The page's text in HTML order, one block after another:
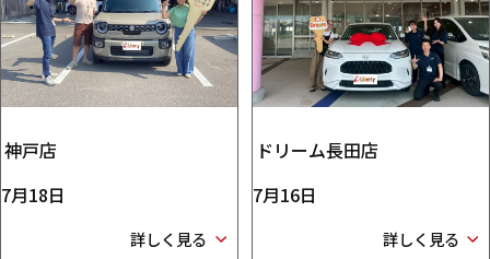
神戸店
7月18日
詳しく見る
ドリーム長田店
7月16日
詳しく見る